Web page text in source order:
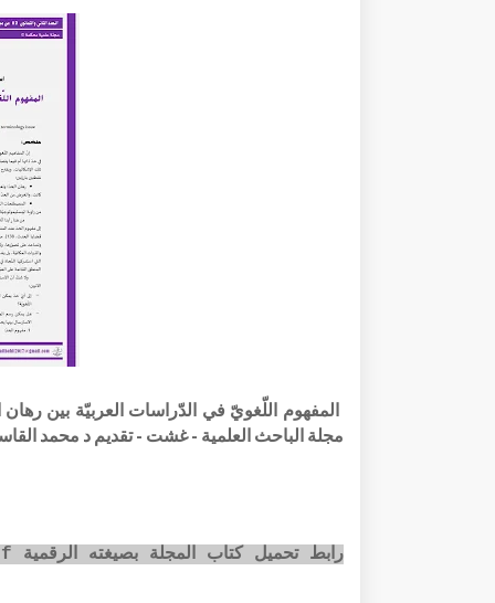
مجلة الباحث العلمية - غشت - تقديم د محمد
رابط تحميل كتاب المجلة بصيغته الرقمية pdf عبر الضغط على الصورة أسفله: